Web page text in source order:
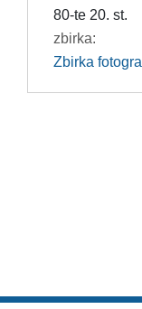
80-te 20. st.
zbirka:
Zbirka